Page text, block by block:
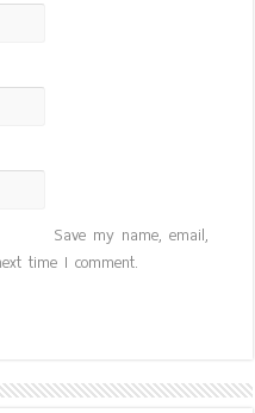
Save my name, email,
time I comment.